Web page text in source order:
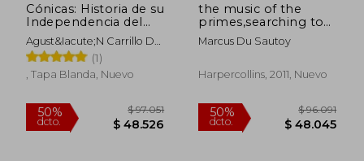
Cónicas: Historia de su
Independencia del
Cono: 14 (Miradas
Matemáticas)
Agust&Iacute;N Carrillo De
Albornoz; Manuel De
Le&Oacute;N
(1)
, Tapa Blanda, Nuevo
the music of the
primes,searching to
solve the greatest
mystery in
Marcus Du Sautoy
Harpercollins, 2011, Nuevo